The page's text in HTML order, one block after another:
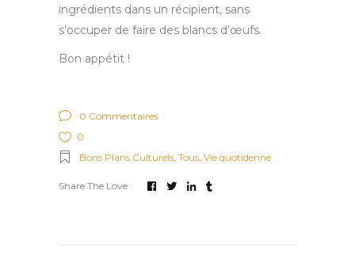
ingrédients dans un récipient, sans
s’occuper de faire des blancs d’œufs.
Bon appétit !
0 Commentaires
0
Bons Plans Culturels Tous Vie quotidenne
Share The Love